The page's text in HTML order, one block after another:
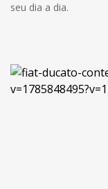
seu dia a dia.